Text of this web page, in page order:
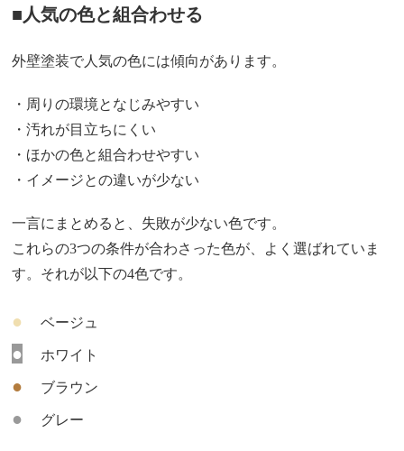
■人気の色と組合わせる
外壁塗装で人気の色には傾向があります。
・周りの環境となじみやすい
・汚れが目立ちにくい
・ほかの色と組合わせやすい
・イメージとの違いが少ない
一言にまとめると、失敗が少ない色です。
これらの3つの条件が合わさった色が、よく選ばれていま
す。それが以下の4色です。
● ベージュ
● ホワイト
● ブラウン
● グレー